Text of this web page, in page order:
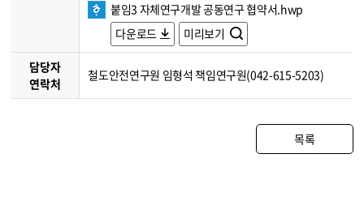
붙임3 자체연구개발 공동연구 협약서.hwp
다운로드
미리보기
담당자
연락처
철도안전연구원 임형석 책임연구원(042-615-5203)
목록